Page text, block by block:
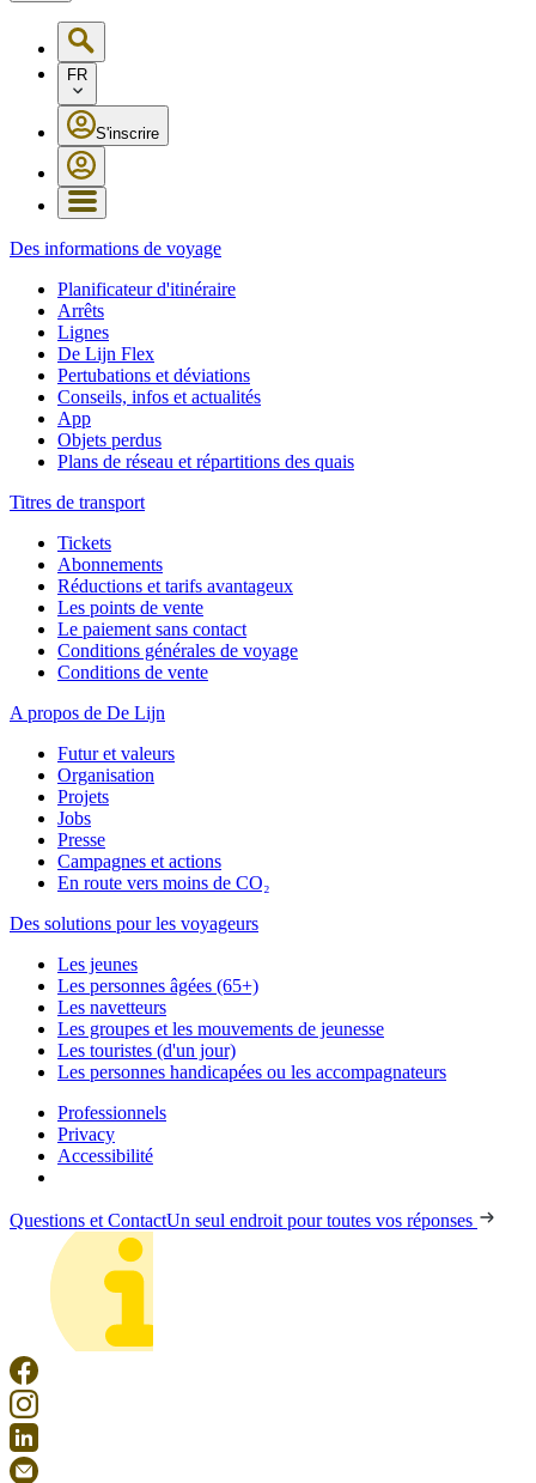
FR
S'inscrire
Des informations de voyage
Planificateur d'itinéraire
Arrêts
Lignes
De Lijn Flex
Pertubations et déviations
Conseils, infos et actualités
App
Objets perdus
Plans de réseau et répartitions des quais
Titres de transport
Tickets
Abonnements
Réductions et tarifs avantageux
Les points de vente
Le paiement sans contact
Conditions générales de voyage
Conditions de vente
A propos de De Lijn
Futur et valeurs
Organisation
Projets
Jobs
Presse
Campagnes et actions
En route vers moins de CO₂
Des solutions pour les voyageurs
Les jeunes
Les personnes âgées (65+)
Les navetteurs
Les groupes et les mouvements de jeunesse
Les touristes (d'un jour)
Les personnes handicapées ou les accompagnateurs
Professionnels
Privacy
Accessibilité
Questions et ContactUn seul endroit pour toutes vos réponses